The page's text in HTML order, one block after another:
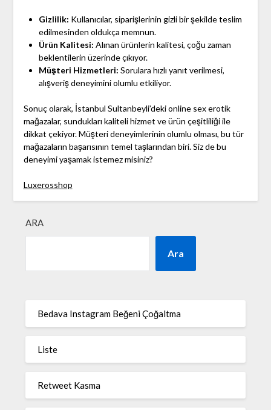
Gizlilik: Kullanıcılar, siparişlerinin gizli bir şekilde teslim
edilmesinden oldukça memnun.
Ürün Kalitesi: Alınan ürünlerin kalitesi, çoğu zaman
beklentilerin üzerinde çıkıyor.
Müşteri Hizmetleri: Sorulara hızlı yanıt verilmesi,
alışveriş deneyimini olumlu etkiliyor.
Sonuç olarak, İstanbul Sultanbeyli’deki online sex erotik
mağazalar, sundukları kaliteli hizmet ve ürün çeşitliliği ile
dikkat çekiyor. Müşteri deneyimlerinin olumlu olması, bu tür
mağazaların başarısının temel taşlarından biri. Siz de bu
deneyimi yaşamak istemez misiniz?
Luxerosshop
ARA
Ara
Bedava Instagram Beğeni Çoğaltma
Liste
Retweet Kasma